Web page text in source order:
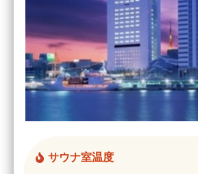
サウナ室温度